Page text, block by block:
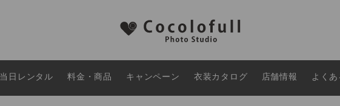
日レンタル 料金・商品 キャンペーン 衣装カタログ 店舗情報 よく